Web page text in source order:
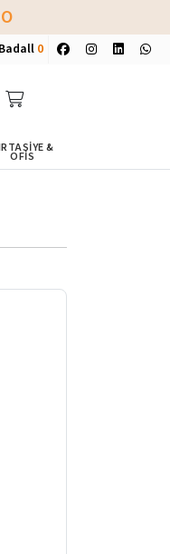
Badall 0
&
OFİS